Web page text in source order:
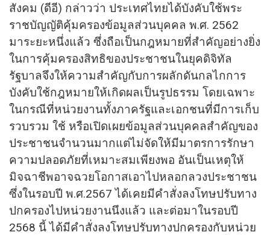
สังคม (ดีอี) กล่าวว่า ประเทศไทยได้บังคับใช้พระ
ราชบัญญัติคุ้มครองข้อมูลส่วนบุคคล พ.ศ. 2562
มาระยะหนึ่งแล้ว ซึ่งถือเป็นกฎหมายที่สำคัญอย่างยิ่ง
ในการคุ้มครองสิทธิของประชาชนในยุคดิจิทัล
รัฐบาลจึงให้ความสำคัญกับการผลักดันกลไกการ
บังคับใช้กฎหมายให้เกิดผลเป็นรูปธรรม โดยเฉพาะ
ในกรณีที่หน่วยงานทั้งภาครัฐและเอกชนที่มีการเก็บ
รวบรวม ใช้ หรือเปิดเผยข้อมูลส่วนบุคคลสำคัญของ
ประชาชนจำนวนมากแต่ไม่จัดให้มีมาตรการรักษา
ความปลอดภัยที่เหมาะสมเพียงพอ อันเป็นเหตุให้
มิจฉาชีพอาจฉวยโอกาสเอาไปหลอกลวงประชาชน
ซึ่งในรอบปี พ.ศ.2567 ได้เคยมีคำสั่งลงโทษปรับทาง
ปกครองไปหน่วยงานนึงแล้ว และต่อมาในรอบปี
2568 นี้ ได้มีคำสั่งลงโทษปรับทางปกครองกับหน่วย